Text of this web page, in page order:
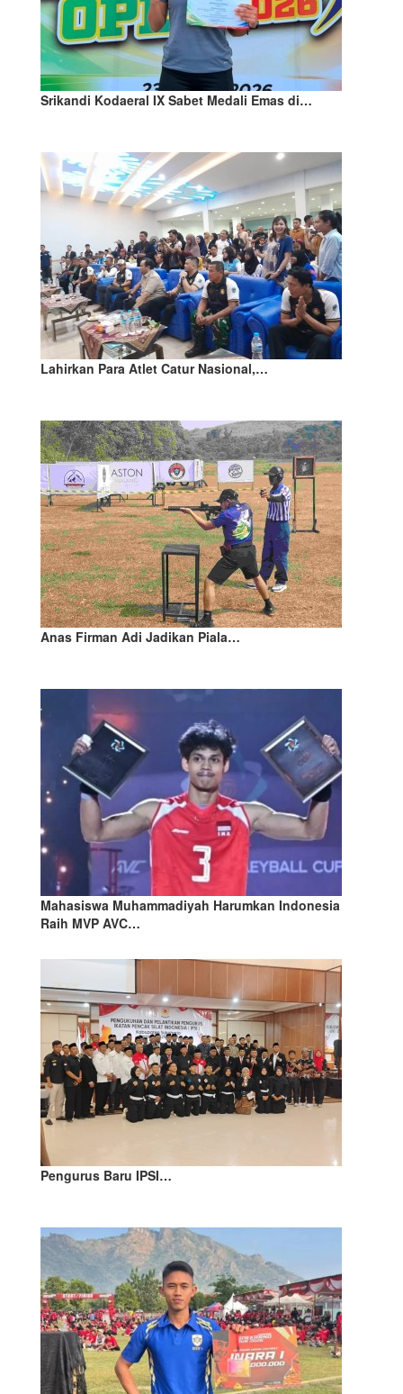
Srikandi Kodaeral IX Sabet Medali Emas di…
Lahirkan Para Atlet Catur Nasional,…
Anas Firman Adi Jadikan Piala…
Mahasiswa Muhammadiyah Harumkan Indonesia
Raih MVP AVC…
Pengurus Baru IPSI…